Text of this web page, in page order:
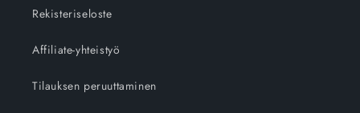
Rekisteriseloste
Affiliate-yhteistyö
Tilauksen peruuttaminen